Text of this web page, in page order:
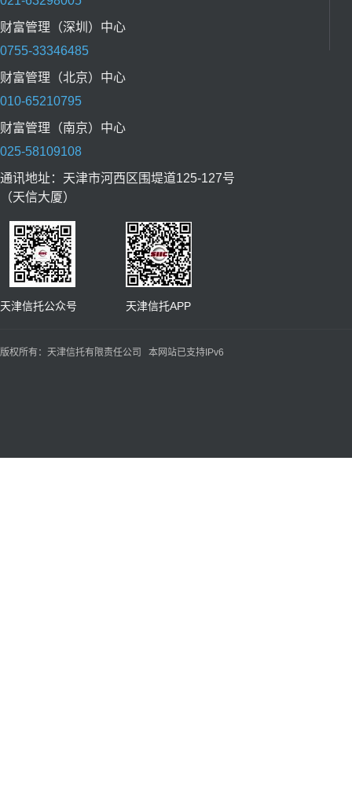
财富管理（深圳）中心
0755-33346485
财富管理（北京）中心
010-65210795
财富管理（南京）中心
025-58109108
通讯地址：天津市河西区围堤道125-127号
（天信大厦）
天津信托公众号 天津信托APP
版权所有：天津信托有限责任公司 本网站已支持IPv6